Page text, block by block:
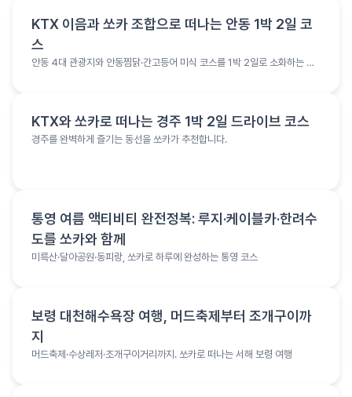
여행 정보
KTX 이음과 쏘카 조합으로 떠나는 안동 1박 2일 코
스
안동 4대 관광지와 안동찜닭·간고등어 미식 코스를 1박 2일로 소화하는 여
여행 정보
KTX와 쏘카로 떠나는 경주 1박 2일 드라이브 코스
경주를 완벽하게 즐기는 동선을 쏘카가 추천합니다.
여행 정보
통영 여름 액티비티 완전정복: 루지·케이블카·한려수
도를 쏘카와 함께
미륵산·달아공원·동피랑, 쏘카로 하루에 완성하는 통영 코스
여행 정보
보령 대천해수욕장 여행, 머드축제부터 조개구이까
지
머드축제·수상레저·조개구이거리까지. 쏘카로 떠나는 서해 보령 여행